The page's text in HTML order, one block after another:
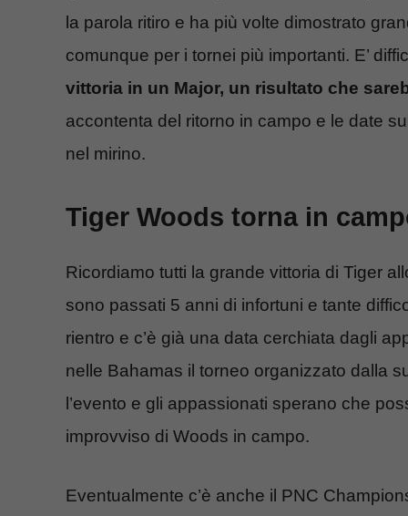
la parola ritiro e ha più volte dimostrato
comunque per i tornei più importanti. E’
vittoria in un Major, un risultato che
accontenta del ritorno in campo e le date
nel mirino.
Tiger Woods torna in
Ricordiamo tutti la grande vittoria di Tiger
sono passati 5 anni di infortuni e tante
rientro e c’è già una data cerchiata dagli
nelle Bahamas il torneo organizzato dalla
l’evento e gli appassionati sperano che
improvviso di Woods in campo.
Eventualmente c’è anche il PNC